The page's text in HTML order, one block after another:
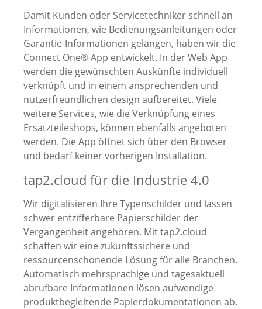
Damit Kunden oder Servicetechniker schnell an
Informationen, wie Bedienungsanleitungen oder
Garantie-Informationen gelangen, haben wir die
Connect One® App entwickelt. In der Web App
werden die gewünschten Auskünfte individuell
verknüpft und in einem ansprechenden und
nutzerfreundlichen design aufbereitet. Viele
weitere Services, wie die Verknüpfung eines
Ersatzteileshops, können ebenfalls angeboten
werden. Die App öffnet sich über den Browser
und bedarf keiner vorherigen Installation.
tap2.cloud für die Industrie 4.0
Wir digitalisieren Ihre Typenschilder und lassen
schwer entzifferbare Papierschilder der
Vergangenheit angehören. Mit tap2.cloud
schaffen wir eine zukunftssichere und
ressourcenschonende Lösung für alle Branchen.
Automatisch mehrsprachige und tagesaktuell
abrufbare Informationen lösen aufwendige
produktbegleitende Papierdokumentationen ab.